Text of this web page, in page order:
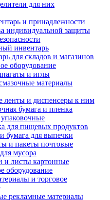
для них
и принадлежности
индивидуальной защиты
инвентарь
для складов и магазинов
оборудование
и иглы
материалы
ленты и диспенсеры к ним
бумага и пленка
для пищевых продуктов
бумага для выпечки
и пакеты почтовые
мусора
и листы картонные
оборудование
и торговое
рекламные материалы